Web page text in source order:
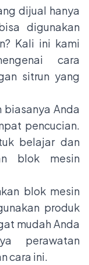
dijual hanya
digunakan
Kali ini kami
cara
sitrun yang
biasanya Anda
pencucian.
belajar dan
blok mesin
blok mesin
produk
mudah Anda
perawatan
cara ini.